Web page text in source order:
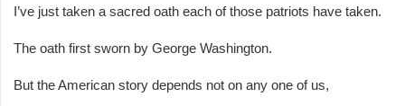
I’ve just taken a sacred oath each of those patriots have taken.
The oath first sworn by George Washington.
But the American story depends not on any one of us,